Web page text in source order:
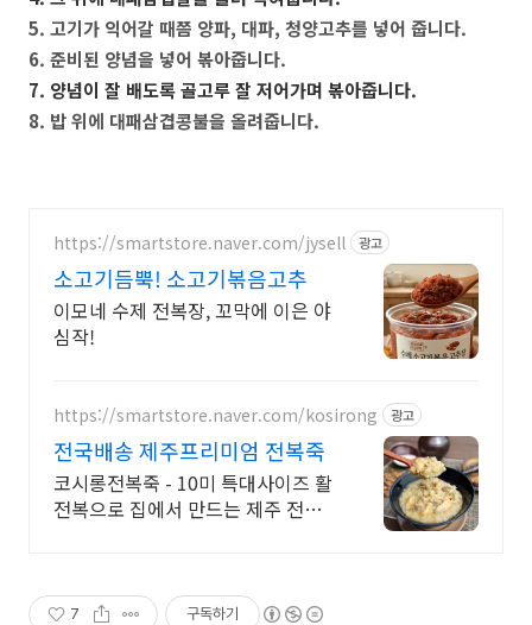
5. 고기가 익어갈 때쯤 양파, 대파, 청양고추를 넣어 줍니다.
6. 준비된 양념을 넣어 볶아줍니다.
7. 양념이 잘 배도록 골고루 잘 저어가며 볶아줍니다.
8. 밥 위에 대패삼겹콩불을 올려줍니다.
https://smartstore.naver.com/jysell 광고
소고기듬뿍! 소고기볶음고추
이모네 수제 전복장, 꼬막에 이은 야
심작!
https://smartstore.naver.com/kosirong 광고
전국배송 제주프리미엄 전복죽
코시롱전복죽 - 10미 특대사이즈 활
전복으로 집에서 만드는 제주 전통
7 구독하기